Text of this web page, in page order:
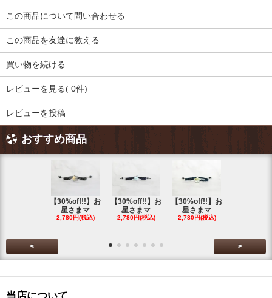
この商品について問い合わせる
この商品を友達に教える
買い物を続ける
レビューを見る( 0件)
レビューを投稿
おすすめ商品
【30%off!!】お
星さまマ
2,780円(税込)
【30%off!!】お
星さまマ
2,780円(税込)
【30%off!!】お
星さまマ
2,780円(税込)
< >